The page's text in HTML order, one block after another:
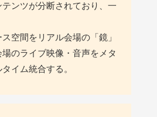
ンツが分断されており、一
ス空間をリアル会場の「鏡」
のライブ映像・音声をメタ
イム統合する。